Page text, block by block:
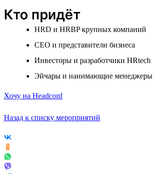
Кто придёт
HRD и HRBP крупных компаний
СЕО и представители бизнеса
Инвесторы и разработчики HRtech
Эйчары и нанимающие менеджеры
Хочу на Headconf
Назад к списку мероприятий